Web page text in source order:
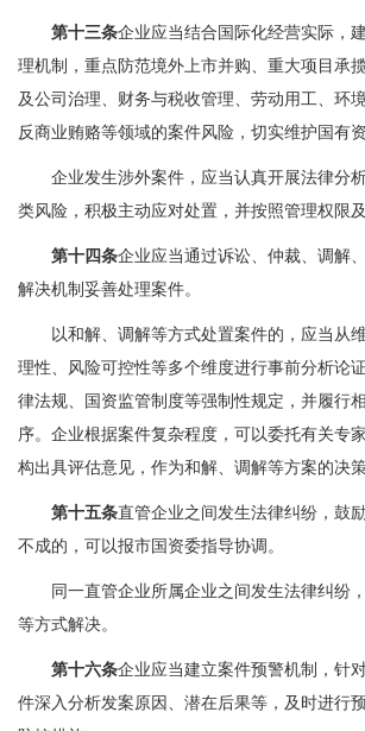
第十三条企业应当结合国际化经营实际，
理机制，重点防范境外上市并购、重大项目承
及公司治理、财务与税收管理、劳动用工、环
反商业贿赂等领域的案件风险，切实维护国有资
企业发生涉外案件，应当认真开展法律分
类风险，积极主动应对处置，并按照管理权限及
第十四条企业应当通过诉讼、仲裁、调解
解决机制妥善处理案件。
以和解、调解等方式处置案件的，应当从
理性、风险可控性等多个维度进行事前分析论
律法规、国资监管制度等强制性规定，并履行
序。企业根据案件复杂程度，可以委托有关专
构出具评估意见，作为和解、调解等方案的决策
第十五条直管企业之间发生法律纠纷，鼓
不成的，可以报市国资委指导协调。
同一直管企业所属企业之间发生法律纠纷
等方式解决。
第十六条企业应当建立案件预警机制，针
件深入分析发案原因、潜在后果等，及时进行